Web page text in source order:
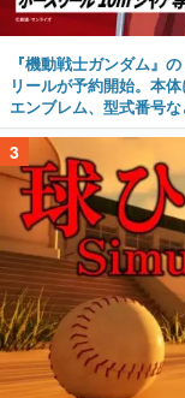
『機動戦士ガンダム』
リールが予約開始。本
エンブレム、型式番号
3